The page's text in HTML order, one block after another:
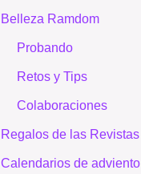
Belleza Ramdom
Probando
Retos y Tips
Colaboraciones
Regalos de las Revistas
Calendarios de adviento